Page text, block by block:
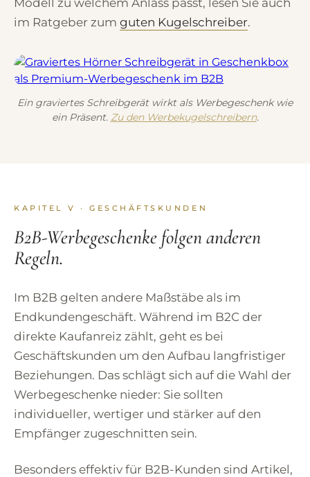
Modell zu welchem Anlass passt, lesen Sie auch
im Ratgeber zum guten Kugelschreiber.
Ein graviertes Schreibgerät wirkt als Werbegeschenk wie
ein Präsent. Zu den Werbekugelschreibern.
KAPITEL V · GESCHÄFTSKUNDEN
B2B-Werbegeschenke folgen anderen
Regeln.
Im B2B gelten andere Maßstäbe als im
Endkundengeschäft. Während im B2C der
direkte Kaufanreiz zählt, geht es bei
Geschäftskunden um den Aufbau langfristiger
Beziehungen. Das schlägt sich auf die Wahl der
Werbegeschenke nieder: Sie sollten
individueller, wertiger und stärker auf den
Empfänger zugeschnitten sein.
Besonders effektiv für B2B-Kunden sind Artikel,